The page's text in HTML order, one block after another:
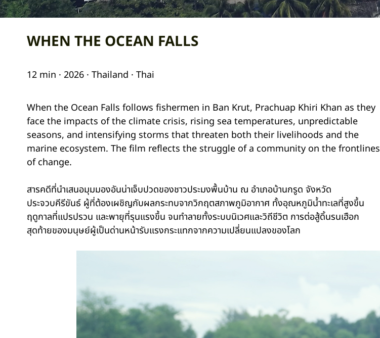
WHEN THE OCEAN FALLS
12 min · 2026 · Thailand · Thai
When the Ocean Falls follows fishermen in Ban Krut, Prachuap Khiri Khan as they
face the impacts of the climate crisis, rising sea temperatures, unpredictable
seasons, and intensifying storms that threaten both their livelihoods and the
marine ecosystem. The film reflects the struggle of a community on the frontlines
of change.
สารคดีที่นำเสนอมุมมองอันน่าเจ็บปวดของชาวประมงพื้นบ้าน ณ อำเภอบ้านกรูด จังหวัด
ประจวบคีรีขันธ์ ผู้ที่ต้องเผชิญกับผลกระทบจากวิกฤตสภาพภูมิอากาศ ทั้งอุณหภูมิน้ำทะเลที่สูงขึ้น
ฤดูกาลที่แปรปรวน และพายุที่รุนแรงขึ้น จนทำลายทั้งระบบนิเวศและวิถีชีวิต การต่อสู้ดิ้นรนเฮือก
สุดท้ายของมนุษย์ผู้เป็นด่านหน้ารับแรงกระแทกจากความเปลี่ยนแปลงของโลก